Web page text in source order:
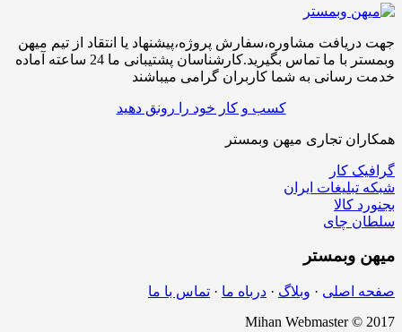
جهت دریافت مشاوره،سفارش پروژه،پیشنهاد یا انتقاد از تیم میهن
وبمستر با ما تماس بگیرید.کارشناسان پشتیبانی ما 24 ساعته آماده
خدمت رسانی به شما کاربران گرامی میباشند
کسب و کار خود را رونق دهید
همکاران تجاری میهن وبمستر
گرافیک کار
شبکه تبلیغات ایران
بجنورد کالا
سلطان چای
میهن وبمستر
صفحه اصلی · وبلاگ · درباه ما · تماس با ما
Mihan Webmaster © 2017